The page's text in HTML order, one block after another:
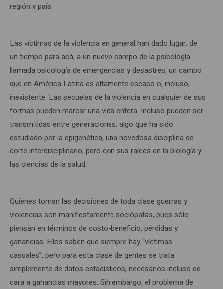
región y país.
Las víctimas de la violencia en general han dado lugar, de
un tiempo para acá, a un nuevo campo de la psicología
llamada psicología de emergencias y desastres, un campo
que en América Latina es altamente escaso o, incluso,
inexistente. Las secuelas de la violencia en cualquier de sus
formas pueden marcar una vida entera. Incluso pueden ser
transmitidas entre generaciones, algo que ha sido
estudiado por la epigenética, una novedosa disciplina de
corte interdisciplinario, pero con sus raíces en la biología y
las ciencias de la salud.
Quienes toman las decisiones de toda clase guerras y
violencias son manifiestamente sociópatas, pues sólo
piensan en términos de costo-beneficio, pérdidas y
ganancias. Ellos saben que siempre hay “víctimas
casuales”, pero para esta clase de gentes se trata
simplemente de datos estadísticos, necesarios incluso de
cara a ganancias mayores. Sin embargo, el problema de